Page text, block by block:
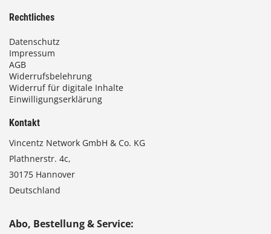
Rechtliches
Datenschutz
Impressum
AGB
Widerrufsbelehrung
Widerruf für digitale Inhalte
Einwilligungserklärung
Kontakt
Vincentz Network GmbH & Co. KG
Plathnerstr. 4c,
30175 Hannover
Deutschland
Abo, Bestellung & Service: